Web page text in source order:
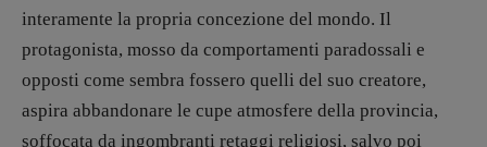
DOSSIER
12 dicembre
Blade Runner 40
Editoria
interamente la propria concezione del mondo. Il
protagonista, mosso da comportamenti paradossali e
opposti come sembra fossero quelli del suo creatore,
aspira abbandonare le cupe atmosfere della provincia,
soffocata da ingombranti retaggi religiosi, salvo poi